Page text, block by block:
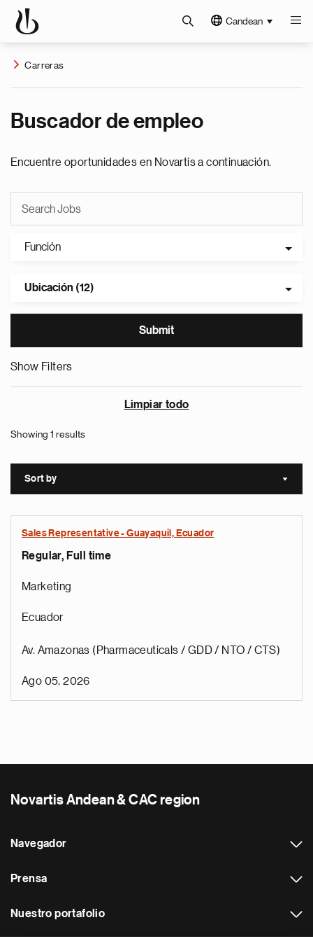
Candean
Carreras
Buscador de empleo
Encuentre oportunidades en Novartis a continuación.
Función
Ubicación (12)
Show Filters
Limpiar todo
Showing 1 results
Sort by Sort
Sales Representative - Guayaquil, Ecuador
Regular, Full time
Marketing
Ecuador
Av. Amazonas (Pharmaceuticals / GDD / NTO / CTS)
Ago 05, 2026
Novartis Andean & CAC region
Navegador
Prensa
Nuestro portafolio